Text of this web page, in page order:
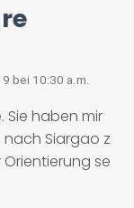
bei 10:30 a.m.
Sie haben mir
Siargao z
se